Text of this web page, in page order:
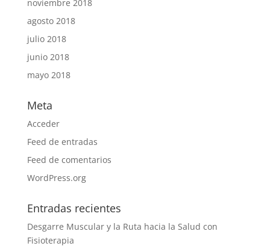
noviembre 2018
agosto 2018
julio 2018
junio 2018
mayo 2018
Meta
Acceder
Feed de entradas
Feed de comentarios
WordPress.org
Entradas recientes
Desgarre Muscular y la Ruta hacia la Salud con
Fisioterapia